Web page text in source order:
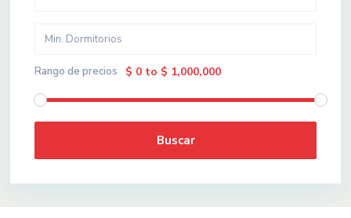
Rango de precios $ 0 to $ 1,000,000
Buscar